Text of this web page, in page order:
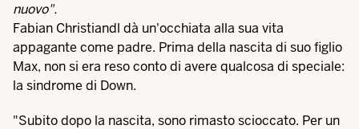
nuovo".
Fabian Christiandl dà un'occhiata alla sua vita
appagante come padre. Prima della nascita di suo figlio
Max, non si era reso conto di avere qualcosa di speciale:
la sindrome di Down.
"Subito dopo la nascita, sono rimasto scioccato. Per un